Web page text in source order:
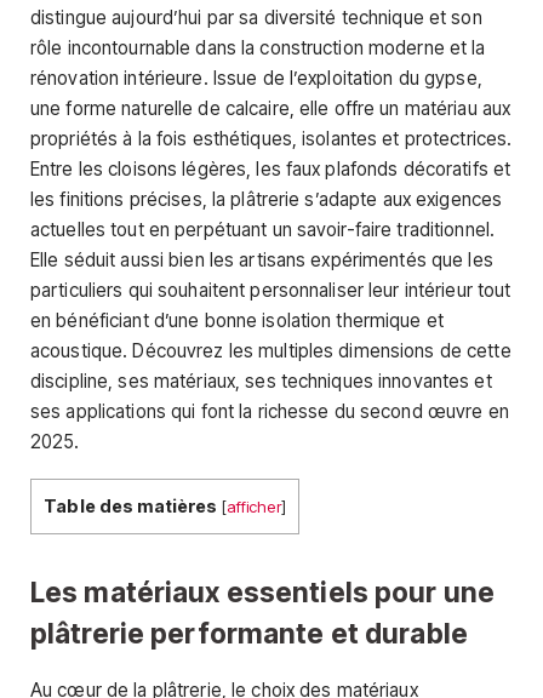
distingue aujourd’hui par sa diversité technique et son
rôle incontournable dans la construction moderne et la
rénovation intérieure. Issue de l’exploitation du gypse,
une forme naturelle de calcaire, elle offre un matériau aux
propriétés à la fois esthétiques, isolantes et protectrices.
Entre les cloisons légères, les faux plafonds décoratifs et
les finitions précises, la plâtrerie s’adapte aux exigences
actuelles tout en perpétuant un savoir-faire traditionnel.
Elle séduit aussi bien les artisans expérimentés que les
particuliers qui souhaitent personnaliser leur intérieur tout
en bénéficiant d’une bonne isolation thermique et
acoustique. Découvrez les multiples dimensions de cette
discipline, ses matériaux, ses techniques innovantes et
ses applications qui font la richesse du second œuvre en
2025.
Table des matières [afficher]
Les matériaux essentiels pour une
plâtrerie performante et durable
Au cœur de la plâtrerie, le choix des matériaux